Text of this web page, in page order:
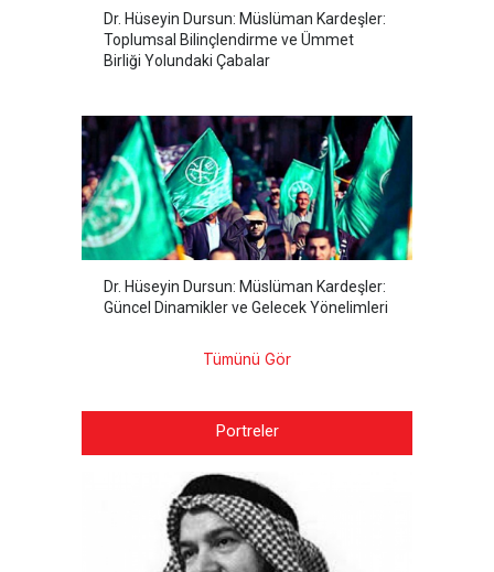
Dr. Hüseyin Dursun: Müslüman Kardeşler:
Toplumsal Bilinçlendirme ve Ümmet
Birliği Yolundaki Çabalar
Dr. Hüseyin Dursun: Müslüman Kardeşler:
Güncel Dinamikler ve Gelecek Yönelimleri
Tümünü Gör
Portreler